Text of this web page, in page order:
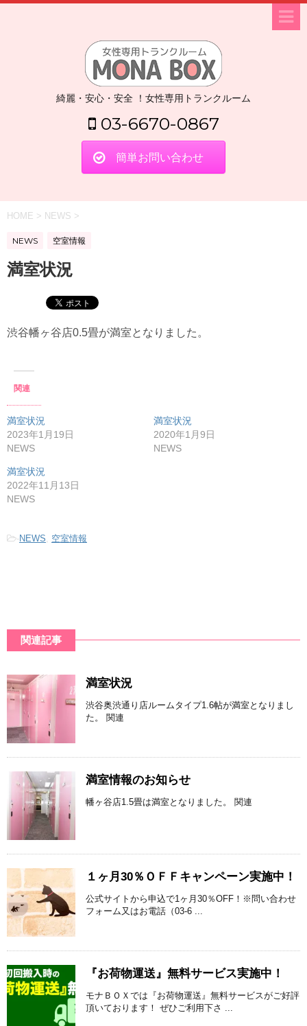
綺麗・安心・安全 ！女性専用トランクルーム
03-6670-0867
簡単お問い合わせ
HOME > NEWS >
NEWS 空室情報
満室状況
渋谷幡ヶ谷店0.5畳が満室となりました。
関連
満室状況
2023年1月19日
NEWS
満室状況
2020年1月9日
NEWS
満室状況
2022年11月13日
NEWS
-NEWS, 空室情報
関連記事
満室状況
渋谷奥渋通り店ルームタイプ1.6帖が満室となりまし
た。 関連
満室情報のお知らせ
幡ヶ谷店1.5畳は満室となりました。 関連
１ヶ月30％ＯＦＦキャンペーン実施中！
公式サイトから申込で1ヶ月30％OFF！※問い合わせ
フォーム又はお電話（03-6 ...
『お荷物運送』無料サービス実施中！
モナＢＯＸでは『お荷物運送』無料サービスがご好評
頂いております！ ぜひご利用下さ ...